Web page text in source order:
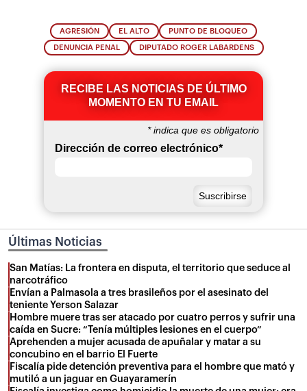
AGRESIÓN EL ALTO PUNTO DE BLOQUEO
DENUNCIA PENAL DIPUTADO ROGER LABARDENS
RECIBE LAS NOTICIAS DE ÚLTIMO
MOMENTO EN TU EMAIL
*indica que es obligatorio
Dirección de correo electrónico*
Últimas Noticias
San Matías: La frontera en disputa, el territorio que seduce al
narcotráfico
Envían a Palmasola a tres brasileños por el asesinato del
teniente Yerson Salazar
Hombre muere tras ser atacado por cuatro perros y sufrir una
caída en Sucre: “Tenía múltiples lesiones en el cuerpo”
Aprehenden a mujer acusada de apuñalar y matar a su
concubino en el barrio El Fuerte
Fiscalía pide detención preventiva para el hombre que mató y
mutiló a un jaguar en Guayaramerín